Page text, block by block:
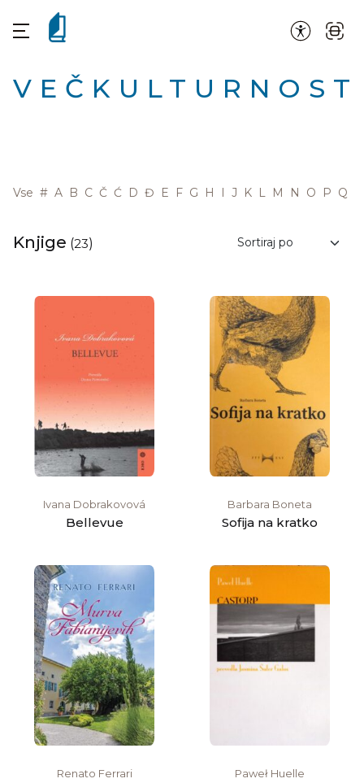
VEČKULTURNOST
Vse # A B C Č Ć D Đ E F G H I J K L M N O P Q
Knjige (23)
Ivana Dobrakovová
Bellevue
Barbara Boneta
Sofija na kratko
Renato Ferrari Paweł Huelle